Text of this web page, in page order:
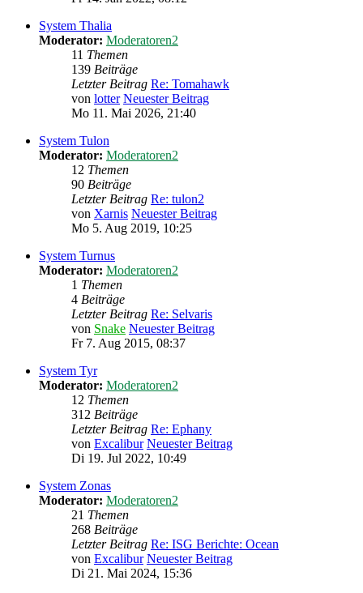
System Thalia
Moderator: Moderatoren2
11 Themen
139 Beiträge
Letzter Beitrag Re: Tomahawk
von lotter Neuester Beitrag
Mo 11. Mai 2026, 21:40
System Tulon
Moderator: Moderatoren2
12 Themen
90 Beiträge
Letzter Beitrag Re: tulon2
von Xarnis Neuester Beitrag
Mo 5. Aug 2019, 10:25
System Turnus
Moderator: Moderatoren2
1 Themen
4 Beiträge
Letzter Beitrag Re: Selvaris
von Snake Neuester Beitrag
Fr 7. Aug 2015, 08:37
System Tyr
Moderator: Moderatoren2
12 Themen
312 Beiträge
Letzter Beitrag Re: Ephany
von Excalibur Neuester Beitrag
Di 19. Jul 2022, 10:49
System Zonas
Moderator: Moderatoren2
21 Themen
268 Beiträge
Letzter Beitrag Re: ISG Berichte: Ocean
von Excalibur Neuester Beitrag
Di 21. Mai 2024, 15:36